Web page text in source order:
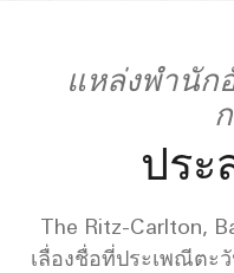
แหล่งพำนัก
ปร
The Ritz-Carlton,
เลื่องชื่อที่ประเพณีตะ